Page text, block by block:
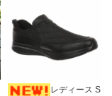
レディース S